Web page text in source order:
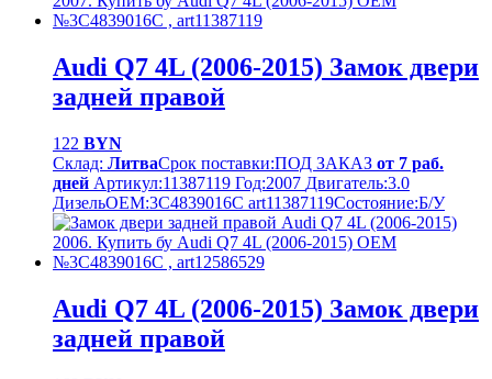
Audi Q7 4L (2006-2015) Замок двери
задней правой
122 BYN
Склад: ЛитваСрок поставки:ПОД ЗАКАЗ от 7 раб.
дней Артикул:11387119 Год:2007 Двигатель:3.0
ДизельOEM:3C4839016C art11387119Cостояние:Б/У
Audi Q7 4L (2006-2015) Замок двери
задней правой